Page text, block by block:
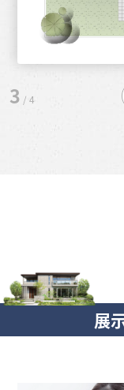
3 / 4
展